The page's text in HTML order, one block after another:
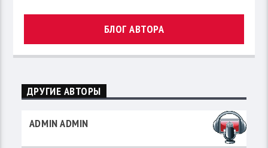
БЛОГ АВТОРА
ДРУГИЕ АВТОРЫ
ADMIN ADMIN